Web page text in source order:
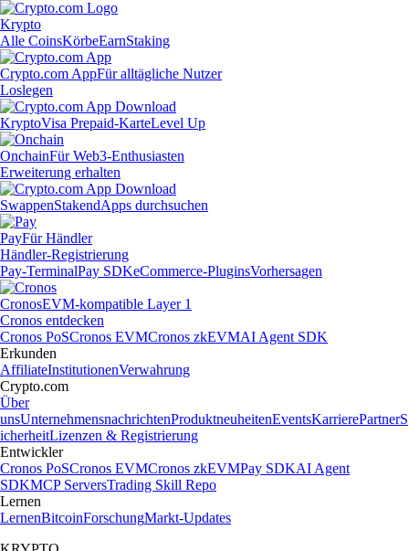
Krypto
Alle CoinsKörbeEarnStaking
Crypto.com AppFür alltägliche Nutzer
Loslegen
KryptoVisa Prepaid-KarteLevel Up
OnchainFür Web3-Enthusiasten
Erweiterung erhalten
SwappenStakendApps durchsuchen
PayFür Händler
Händler-Registrierung
Pay-TerminalPay SDKeCommerce-PluginsVorhersagen
CronosEVM-kompatible Layer 1
Cronos entdecken
Cronos PoSCronos EVMCronos zkEVMAI Agent SDK
Erkunden
AffiliateInstitutionenVerwahrung
Crypto.com
Über
unsUnternehmensnachrichtenProduktneuheitenEventsKarrierePartnerS
icherheitLizenzen & Registrierung
Entwickler
Cronos PoSCronos EVMCronos zkEVMPay SDKAI Agent
SDKMCP ServersTrading Skill Repo
Lernen
LernenBitcoinForschungMarkt-Updates